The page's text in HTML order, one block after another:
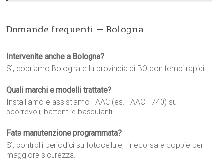
Domande frequenti — Bologna
Intervenite anche a Bologna?
Sì, copriamo Bologna e la provincia di BO con tempi rapidi.
Quali marchi e modelli trattate?
Installiamo e assistiamo FAAC (es. FAAC - 740) su
scorrevoli, battenti e basculanti.
Fate manutenzione programmata?
Sì, controlli periodici su fotocellule, finecorsa e coppie per
maggiore sicurezza.